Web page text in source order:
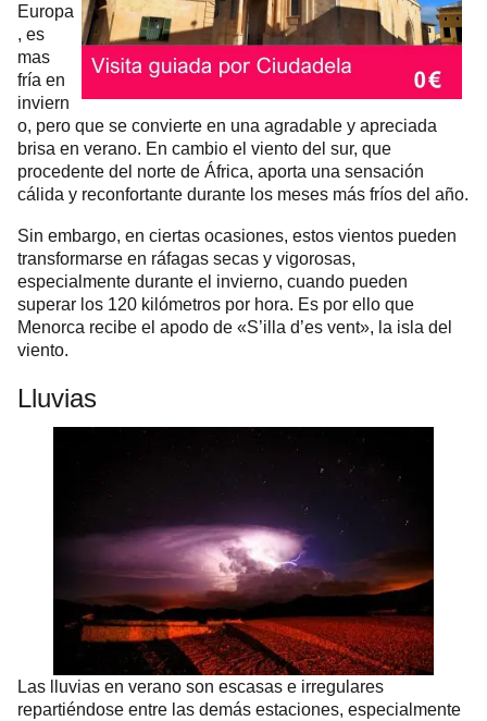
Europa
, es
mas
fría en
inviern
o, pero que se convierte en una agradable y apreciada
brisa en verano. En cambio el viento del sur, que
procedente del norte de África, aporta una sensación
cálida y reconfortante durante los meses más fríos del año.
Sin embargo, en ciertas ocasiones, estos vientos pueden
transformarse en ráfagas secas y vigorosas,
especialmente durante el invierno, cuando pueden
superar los 120 kilómetros por hora. Es por ello que
Menorca recibe el apodo de «S’illa d’es vent», la isla del
viento.
Lluvias
Las lluvias en verano son escasas e irregulares
repartiéndose entre las demás estaciones, especialmente